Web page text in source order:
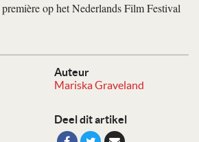
Auteur
Mariska Graveland
Deel dit artikel
première op het Nederlands Film Festival